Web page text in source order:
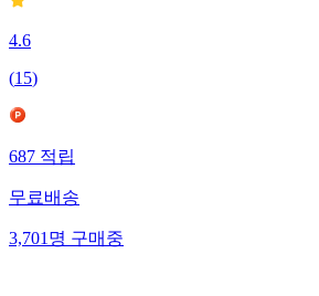
4.6
(15)
687 적립
무료배송
3,701 명 구매중